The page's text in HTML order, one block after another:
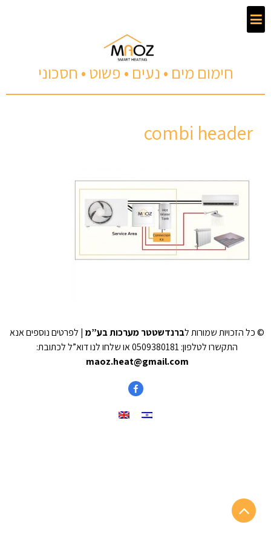
חימום מים • נעים • פשוט • חסכוני
combi header
© כל הזכויות שמורות לברנדשטטר מערכות בע”מ | לפרטים נוספים אנא
התקשרו לטלפון: 0509380181 או שלחו לנו דוא”ל לכתובת:
maoz.heat@gmail.com